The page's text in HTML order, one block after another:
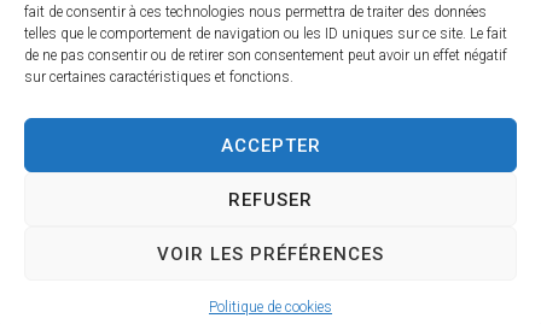
fait de consentir à ces technologies nous permettra de traiter des données
telles que le comportement de navigation ou les ID uniques sur ce site. Le fait
de ne pas consentir ou de retirer son consentement peut avoir un effet négatif
sur certaines caractéristiques et fonctions.
ACCEPTER
REFUSER
VOIR LES PRÉFÉRENCES
Politique de cookies
municipalité
La municipalité met en place une
Détails du financement par la
Pour des travaux compris entre3 000 et 5 000 euros
Pour des travaux compris entre5 000 et 50 000 euros